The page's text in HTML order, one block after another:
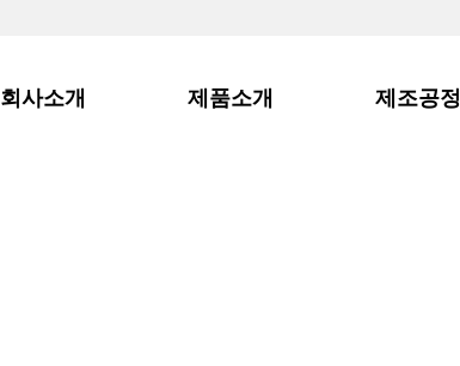
회사소개 제품소개 제조공정